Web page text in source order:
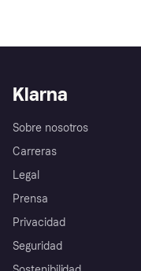
Klarna
Sobre nosotros
Carreras
Legal
Prensa
Privacidad
Seguridad